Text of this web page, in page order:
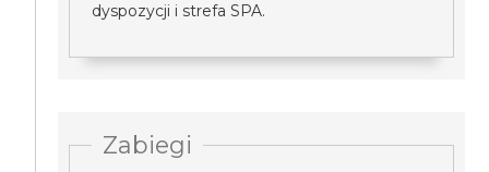
dyspozycji i strefa SPA.
Zabiegi